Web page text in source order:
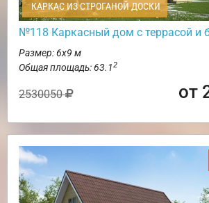
КАРКАС ИЗ СТРОГАНОЙ ДОСКИ
№118 Каркасный дом с террасой и
Размер: 6х9 м
Общая площадь: 63.12
2530050 от